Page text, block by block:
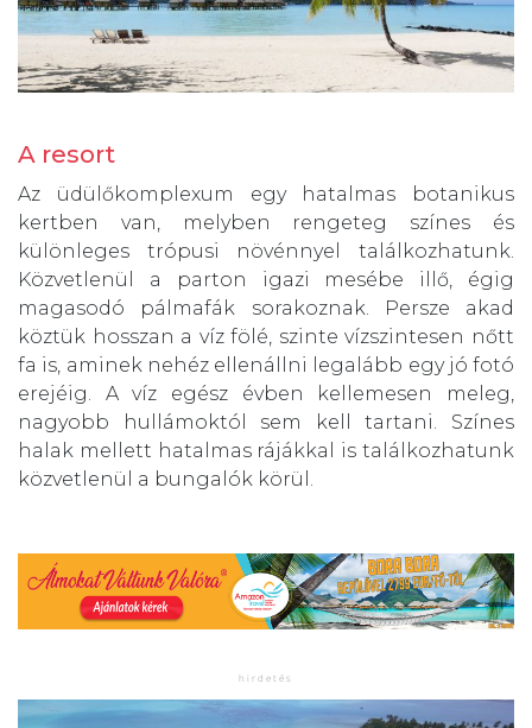
A resort
Az üdülőkomplexum egy hatalmas botanikus
kertben van, melyben rengeteg színes és
különleges trópusi növénnyel találkozhatunk.
Közvetlenül a parton igazi mesébe illő, égig
magasodó pálmafák sorakoznak. Persze akad
köztük hosszan a víz fölé, szinte vízszintesen nőtt
fa is, aminek nehéz ellenállni legalább egy jó fotó
erejéig. A víz egész évben kellemesen meleg,
nagyobb hullámoktól sem kell tartani. Színes
halak mellett hatalmas rájákkal is találkozhatunk
közvetlenül a bungalók körül.